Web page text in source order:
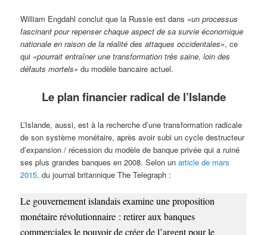
William Engdahl conclut que la Russie est dans «un processus
fascinant pour repenser chaque aspect de sa survie économique
nationale en raison de la réalité des attaques occidentales», ce
qui «pourrait entraîner une transformation très saine, loin des
défauts mortels» du modèle bancaire actuel.
Le plan financier radical de l’Islande
L’Islande, aussi, est à la recherche d’une transformation radicale
de son système monétaire, après avoir subi un cycle destructeur
d’expansion / récession du modèle de banque privée qui a ruiné
ses plus grandes banques en 2008. Selon unarticle de mars
2015, du journal britannique The Telegraph :
Le gouvernement islandais examine une proposition
monétaire révolutionnaire : retirer aux banques
commerciales le pouvoir de créer de l’argent pour le